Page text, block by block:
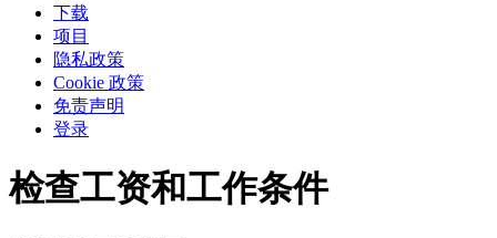
下载
项目
隐私政策
Cookie 政策
免责声明
登录
检查工资和工作条件